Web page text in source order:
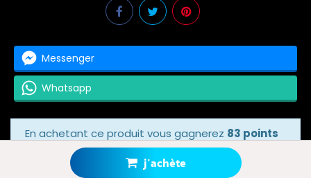
j'achète
Messenger
Whatsapp
En achetant ce produit vous gagnerez 83 points
grâce à notre programme de fidélité.
Votre panier totalisera83 points bonus